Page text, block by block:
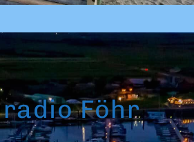
Föhr